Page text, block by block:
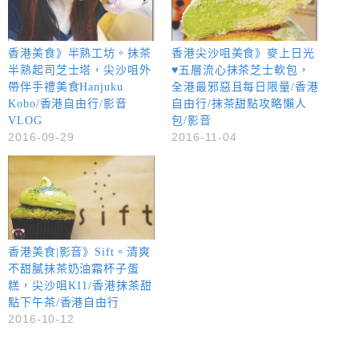
香港美食》半熟工坊。抹茶
半熟起司芝士塔，尖沙咀外
帶伴手禮美食Hanjuku
Kobo/香港自由行/影音
VLOG
2016-09-29
香港尖沙咀美食》麥上日光
♥五層流心抹茶芝士軟包，
全港最邪惡且每日限量/香港
自由行/抹茶甜點攻略懶人
包/影音
2016-11-04
香港美食|影音》Sift。清爽
不甜膩抹茶奶油霜杯子蛋
糕，尖沙咀K11/香港抹茶甜
點下午茶/香港自由行
2016-10-12